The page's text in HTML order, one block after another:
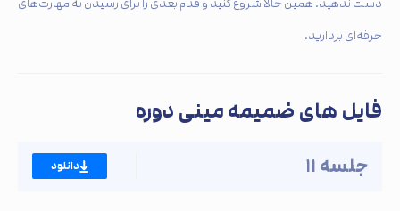
دست ندهید. همین حالا شروع کنید و قدم بعدی را برای رسیدن به مهارت‌های
حرفه‌ای بردارید.
فایل های ضمیمه مینی دوره
جلسه ۱۱ دانلود